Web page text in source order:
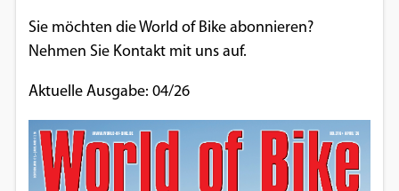
Sie möchten die World of Bike abonnieren?
Nehmen Sie Kontakt mit uns auf.
Aktuelle Ausgabe: 04/26